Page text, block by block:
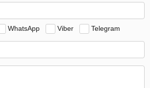
WhatsApp Viber Telegram